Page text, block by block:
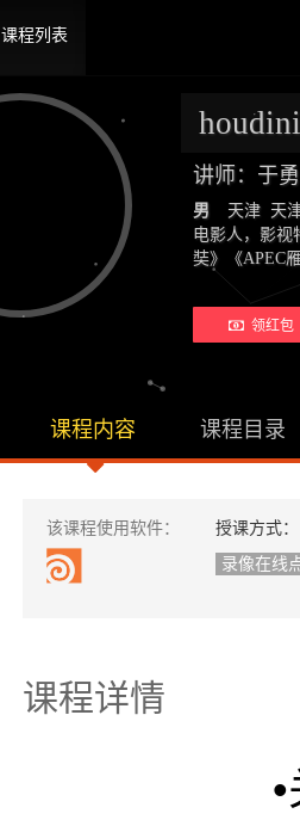
课程列表
讲师：于
男
天津 天
电影人，影视
奘》《APEC
领红包
课程内容 课程目录
该课程使用软件：
授课方式：
录像在线
课程详情
•